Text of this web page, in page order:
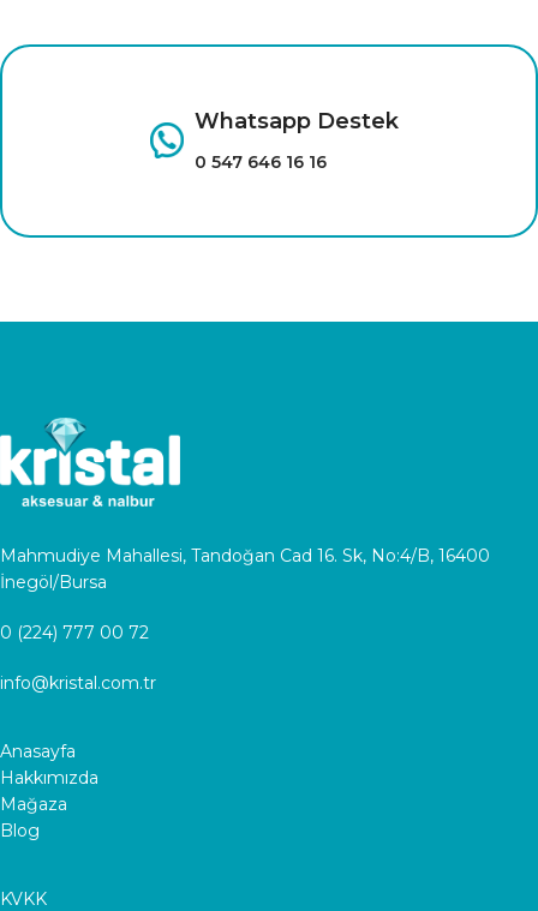
Whatsapp Destek
0 547 646 16 16
Mahmudiye Mahallesi, Tandoğan Cad 16. Sk, No:4/B, 16400
İnegöl/Bursa
0 (224) 777 00 72
info@kristal.com.tr
Anasayfa
Hakkımızda
Mağaza
Blog
KVKK